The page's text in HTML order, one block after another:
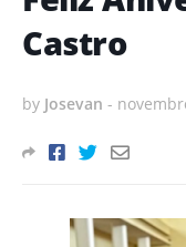
Castro
by Josevan -